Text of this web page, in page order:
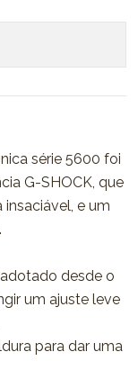
série 5600 foi
G-SHOCK, que
e um
desde o
um ajuste leve
para dar uma